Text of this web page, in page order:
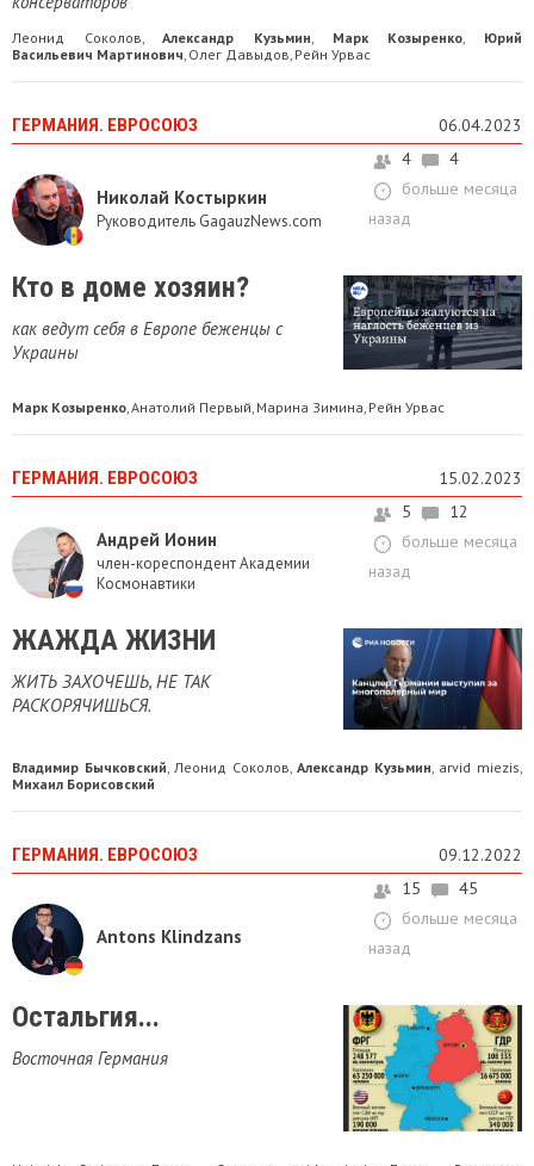
Леонид Соколов,Александр Кузьмин, Марк Козыренко, Юрий
Васильевич Мартинович, Олег Давыдов, Рейн Урвас
ГЕРМАНИЯ. ЕВРОСОЮЗ 06.04.2023
Николай Костыркин
Руководитель GagauzNews.com
4
4
больше месяца
назад
Кто в доме хозяин?
как ведут себя в Европе беженцы с
Украины
Марк Козыренко,Анатолий Первый, Марина Зимина, Рейн Урвас
ГЕРМАНИЯ. ЕВРОСОЮЗ 15.02.2023
Андрей Ионин
член-кореспондент Академии
Космонавтики
5
12
больше месяца
назад
ЖАЖДА ЖИЗНИ
ЖИТЬ ЗАХОЧЕШЬ, НЕ ТАК
РАСКОРЯЧИШЬСЯ.
Владимир Бычковский Леонид Соколов Александр Кузьмин arvid miezis
Михаил Борисовский
ГЕРМАНИЯ. ЕВРОСОЮЗ 09.12.2022
Antons Klindzans
15
45
больше месяца
назад
​Остальгия...
Восточная Германия